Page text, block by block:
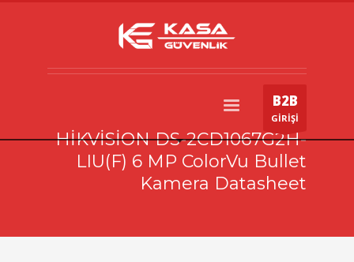
B2B
GİRİŞİ
HİKVİSİON DS-2CD1067G2H-
LIU(F) 6 MP ColorVu Bullet
Kamera Datasheet